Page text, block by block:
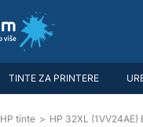
TINTE ZA PRINTERE
HP tinte > HP 32XL